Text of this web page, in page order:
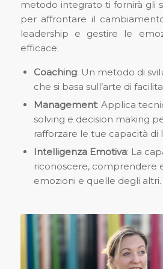
metodo integrato ti fornirà gli
per affrontare il
leadership e gestire le
efficace.
Coaching: Un metodo di
che si basa sull’arte di
Management: Applica
solving e decision making
rafforzare le tue capacità di
Intelligenza Emotiva: La
riconoscere, comprendere
emozioni e quelle degli altri.